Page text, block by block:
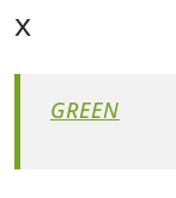
x
GREEN